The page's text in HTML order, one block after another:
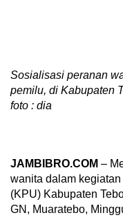
Sosialisasi peranan
pemilu, di Kabupaten
foto : dia
JAMBIBRO.COM –
wanita dalam
(KPU) Kabupaten
GN, Muaratebo,